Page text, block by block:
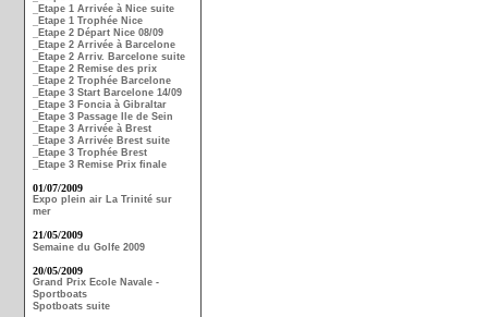
_Etape 1 Arrivée à Nice suite
_Etape 1 Trophée Nice
_Etape 2 Départ Nice 08/09
_Etape 2 Arrivée à Barcelone
_Etape 2 Arriv. Barcelone suite
_Etape 2 Remise des prix
_Etape 2 Trophée Barcelone
_Etape 3 Start Barcelone 14/09
_Etape 3 Foncia à Gibraltar
_Etape 3 Passage Ile de Sein
_Etape 3 Arrivée à Brest
_Etape 3 Arrivée Brest suite
_Etape 3 Trophée Brest
_Etape 3 Remise Prix finale
01/07/2009
Expo plein air La Trinité sur
mer
21/05/2009
Semaine du Golfe 2009
20/05/2009
Grand Prix Ecole Navale -
Sportboats
Spotboats suite